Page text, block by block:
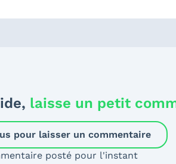
laisse un petit
pour laisser un commentaire
posté pour l'instant